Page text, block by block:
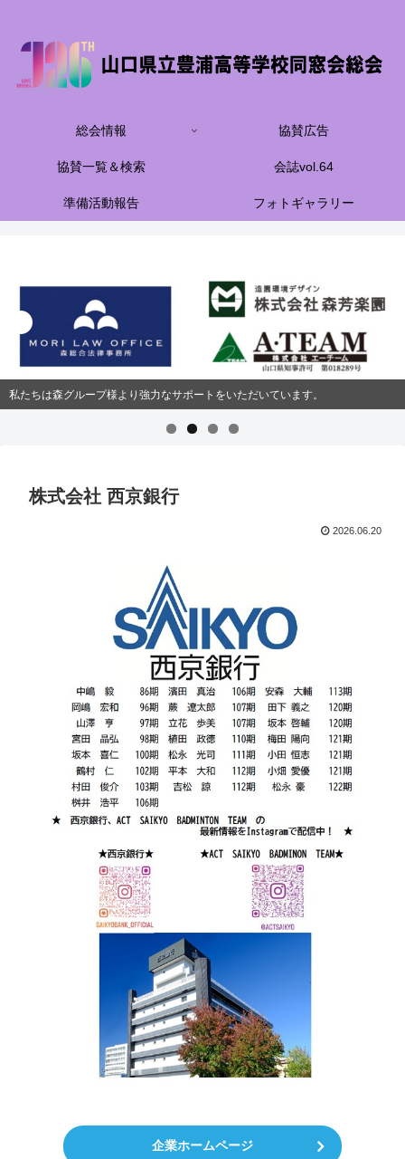
総会情報 協賛広告
協賛一覧＆検索 会誌vol.64
準備活動報告 フォトギャラリー
私たちは森グループ様より強力なサポートをいただいています。
株式会社 西京銀行
2026.06.20
企業ホームページ